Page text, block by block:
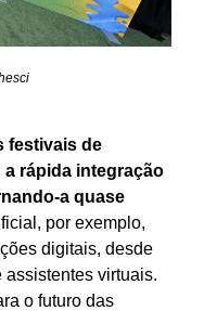
festivais de
rápida integração
a quase
por exemplo,
digitais, desde
assistentes virtuais.
o futuro das